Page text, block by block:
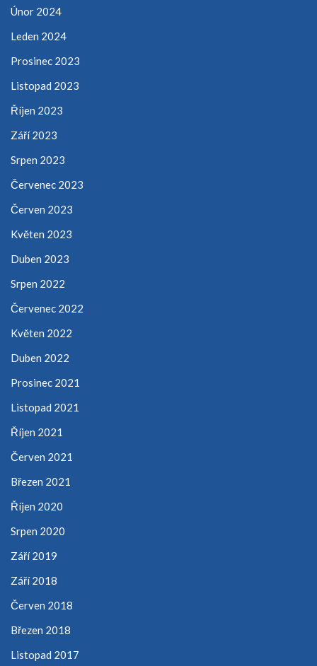
Únor 2024
Leden 2024
Prosinec 2023
Listopad 2023
Říjen 2023
Září 2023
Srpen 2023
Červenec 2023
Červen 2023
Květen 2023
Duben 2023
Srpen 2022
Červenec 2022
Květen 2022
Duben 2022
Prosinec 2021
Listopad 2021
Říjen 2021
Červen 2021
Březen 2021
Říjen 2020
Srpen 2020
Září 2019
Září 2018
Červen 2018
Březen 2018
Listopad 2017